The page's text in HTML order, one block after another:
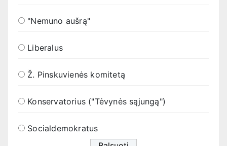
"Nemuno aušrą"
Liberalus
Ž. Pinskuvienės komitetą
Konservatorius ("Tėvynės sąjungą")
Socialdemokratus